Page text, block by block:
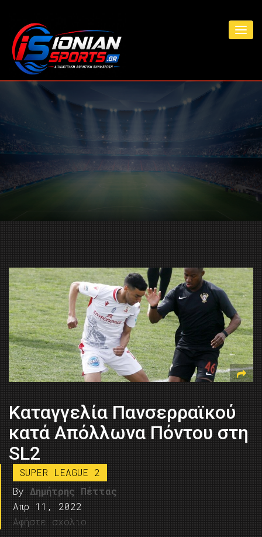
Καταγγελία Πανσερραϊκού
κατά Απόλλωνα Πόντου στη
SL2
SUPER LEAGUE 2
By Δημήτρης Πέττας
Απρ 11, 2022
Αφήστε σχόλιο